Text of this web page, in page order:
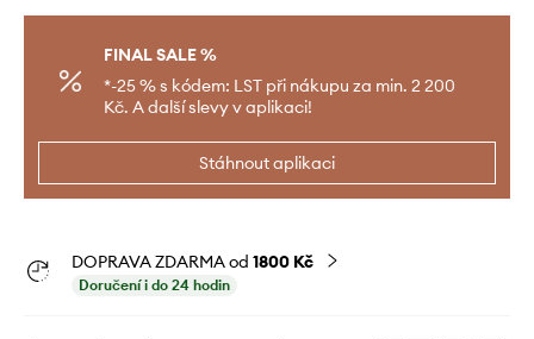
FINAL SALE %
*-25 % s kódem: LST při nákupu za min. 2 200
Kč. A další slevy v aplikaci!
Stáhnout aplikaci
DOPRAVA ZDARMA od 1800 Kč
Doručení i do 24 hodin